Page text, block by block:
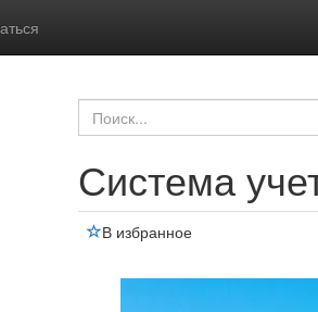
Система
В избранное